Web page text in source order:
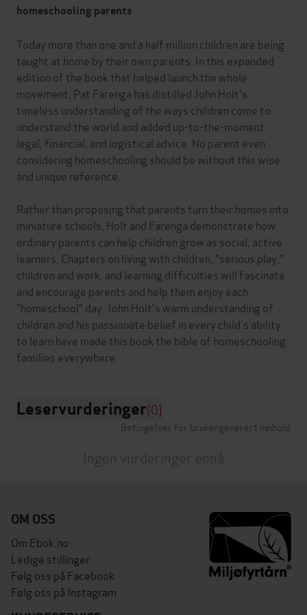
homeschooling parents
Today more than one and a half million children are being
taught at home by their own parents. In this expanded
edition of the book that helped launch the whole
movement, Pat Farenga has distilled John Holt's
timeless understanding of the ways children come to
understand the world and added up-to-the-moment
legal, financial, and logistical advice. No parent even
considering homeschooling should be without this wise
and unique reference.
Rather than proposing that parents turn their homes into
miniature schools, Holt and Farenga demonstrate how
ordinary parents can help children grow as social, active
learners. Chapters on living with children, "serious play,"
children and work, and learning difficulties will fascinate
and encourage parents and help them enjoy each
"homeschool" day. John Holt's warm understanding of
children and his passionate belief in every child's ability
to learn have made this book the bible of homeschooling
Leservurderinger(0)
Betingelser for brukergenerert innhold
Ingen vurderinger ennå
OM OSS
Om Ebok.no
Ledige stillinger
Følg oss på Facebook
Følg oss på Instagram